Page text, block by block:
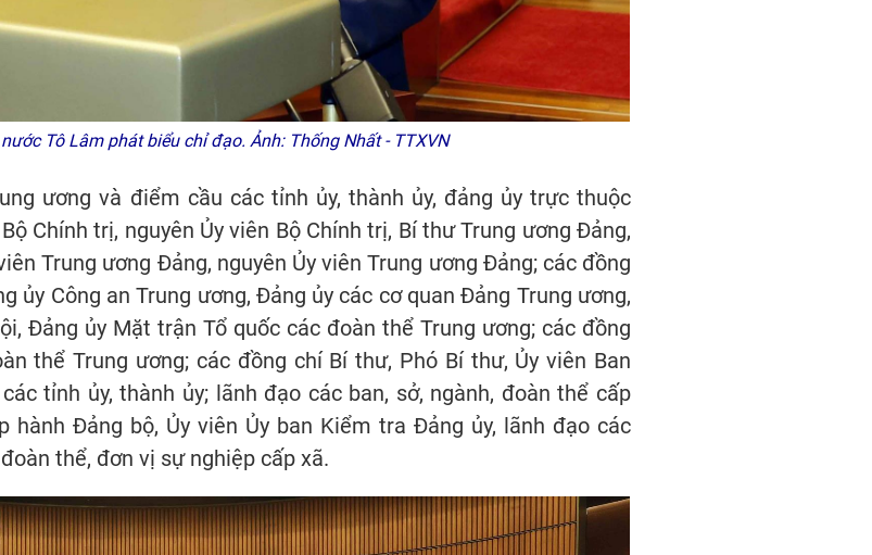
Tô Lâm phát biểu chỉ đạo. Ảnh: Thống Nhất - TTXVN
ương và điểm cầu các tỉnh ủy, thành ủy, đảng ủy trực thuộc
Chính trị, nguyên Ủy viên Bộ Chính trị, Bí thư Trung ương Đảng,
Trung ương Đảng, nguyên Ủy viên Trung ương Đảng; các đồng
ủy Công an Trung ương, Đảng ủy các cơ quan Đảng Trung ương,
Đảng ủy Mặt trận Tổ quốc các đoàn thể Trung ương; các đồng
thể Trung ương; các đồng chí Bí thư, Phó Bí thư, Ủy viên Ban
tỉnh ủy, thành ủy; lãnh đạo các ban, sở, ngành, đoàn thể cấp
hành Đảng bộ, Ủy viên Ủy ban Kiểm tra Đảng ủy, lãnh đạo các
thể, đơn vị sự nghiệp cấp xã.